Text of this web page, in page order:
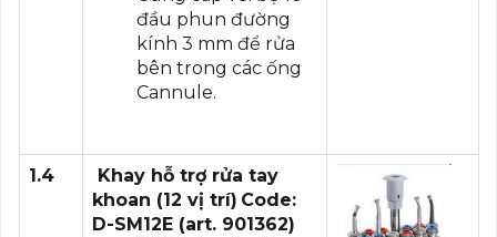
đầu phun đường
kính 3 mm để rửa
bên trong các ống
Cannule.
1.4 Khay hỗ trợ rửa tay
khoan (12 vị trí) Code:
D-SM12E (art. 901362)